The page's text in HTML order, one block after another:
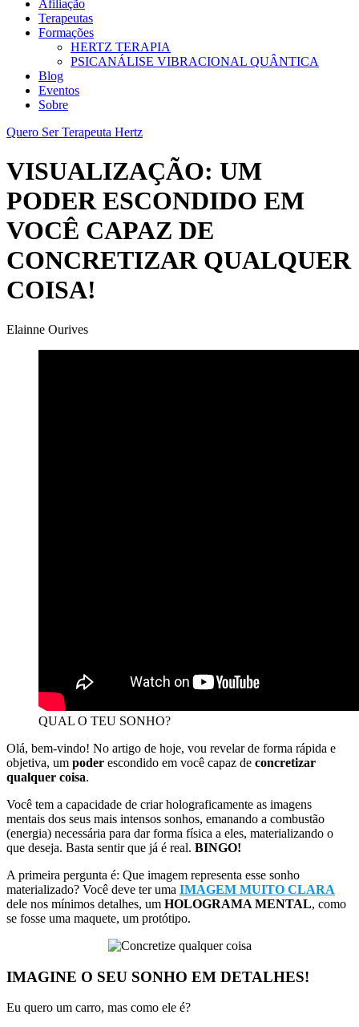
Afiliação
Terapeutas
Formações
HERTZ TERAPIA
PSICANÁLISE VIBRACIONAL QUÂNTICA
Blog
Eventos
Sobre
Quero Ser Terapeuta Hertz
VISUALIZAÇÃO: UM
PODER ESCONDIDO EM
VOCÊ CAPAZ DE
CONCRETIZAR QUALQUER
COISA!
Elainne Ourives
QUAL O TEU SONHO?
Olá, bem-vindo! No artigo de hoje, vou revelar de forma rápida e
objetiva, um poder escondido em você capaz de concretizar
qualquer coisa.
Você tem a capacidade de criar holograficamente as imagens
mentais dos seus mais intensos sonhos, emanando a combustão
(energia) necessária para dar forma física a eles, materializando o
que deseja. Basta sentir que já é real. BINGO!
A primeira pergunta é: Que imagem representa esse sonho
materializado? Você deve ter uma IMAGEM MUITO CLARA
dele nos mínimos detalhes, um HOLOGRAMA MENTAL, como
se fosse uma maquete, um protótipo.
IMAGINE O SEU SONHO EM DETALHES!
Eu quero um carro, mas como ele é?